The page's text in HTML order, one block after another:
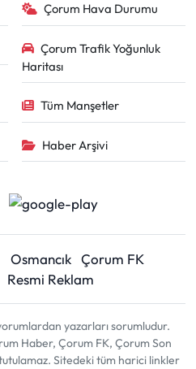
Çorum Hava Durumu
Çorum Trafik Yoğunluk
Haritası
Tüm Manşetler
Haber Arşivi
Osmancık Çorum FK
Resmi Reklam
yazarları sorumludur.
Haber, Çorum FK, Çorum Son
Sitedeki tüm harici linkler